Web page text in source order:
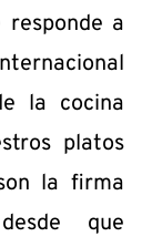
a
la cocina
platos
la firma
que